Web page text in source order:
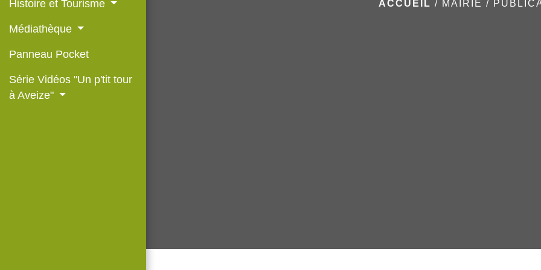
Histoire et Tourisme
Médiathèque
Panneau Pocket
Série Vidéos "Un p'tit tour
à Aveize"
ACCUEIL / MAIRIE /